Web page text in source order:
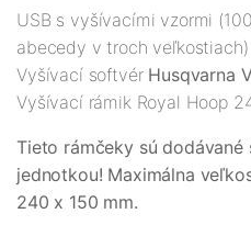
USB s vyšívacími vzormi
abecedy v troch veľkostiach)
Vyšívací softvér Husqvarna
Vyšívací rámik Royal Hoop
Tieto rámčeky sú
jednotkou! Maximálna
240 x 150 mm.